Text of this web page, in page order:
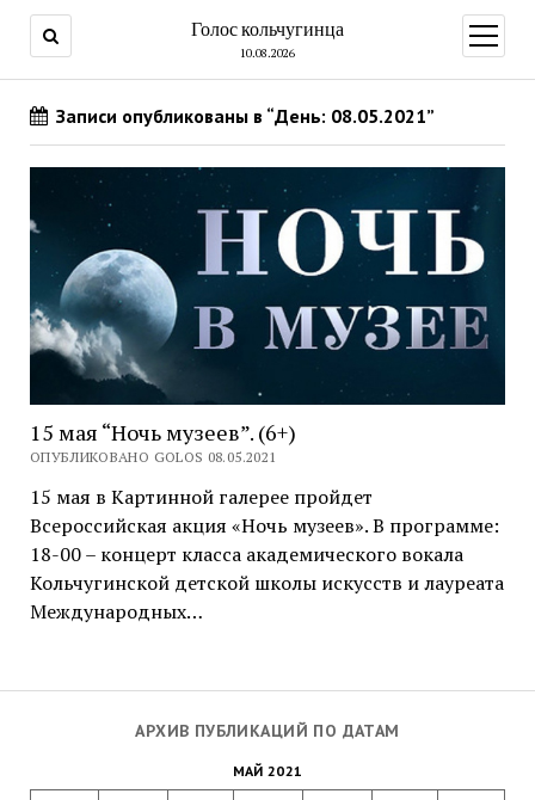
Голос кольчугинца
10.08.2026
меню
АРХИВ ПУБЛИКАЦИЙ ПО ДАТАМ
МАЙ 2021
Записи опубликованы в “День: 08.05.2021”
15 мая “Ночь музеев”. (6+)
ОПУБЛИКОВАНО GOLOS 08.05.2021
15 мая в Картинной галерее пройдет
Всероссийская акция «Ночь музеев». В программе:
18-00 – концерт класса академического вокала
Кольчугинской детской школы искусств и лауреата
Международных…